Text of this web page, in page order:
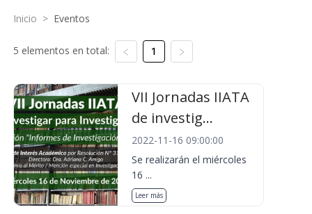
Inicio > Eventos
5 elementos en total: 1
VII Jornadas IIATA
de investig...
2022-11-16 09:00:00
Se realizarán el miércoles
16 ...
Leer más